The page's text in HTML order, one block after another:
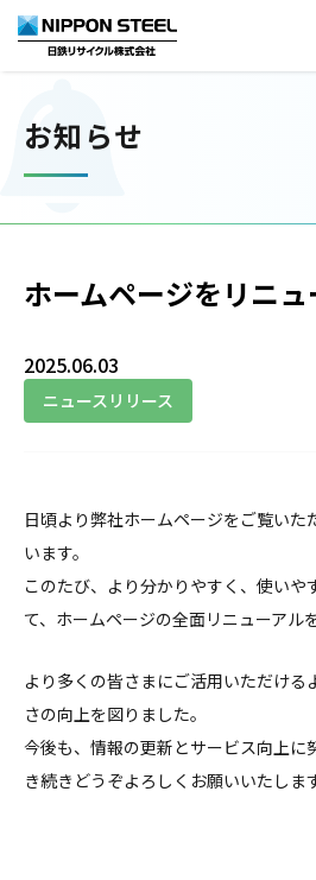
お知らせ
ホームページをリニ
2025.06.03
ニュースリリース
日頃より弊社ホームページをご覧いた
います。
このたび、より分かりやすく、使いや
て、ホームページの全面リニューアル
より多くの皆さまにご活用いただける
さの向上を図りました。
今後も、情報の更新とサービス向上に
き続きどうぞよろしくお願いいたします